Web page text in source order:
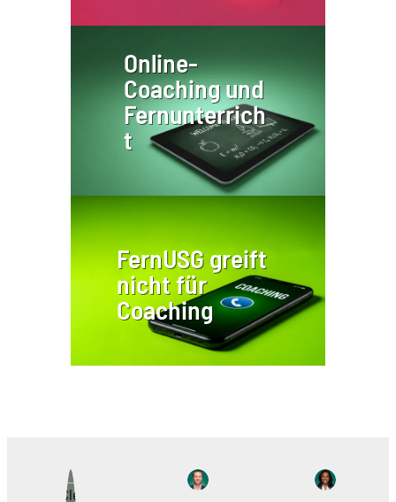
Online-
Coaching und
Fernunterrich
t
FernUSG greift
nicht für
Coaching